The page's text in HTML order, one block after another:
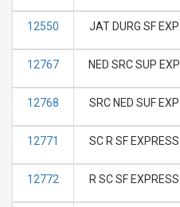
12550 JAT DURG SF EXP
12767 NED SRC SUP EXP
12768 SRC NED SUF EXP
12771 SC R SF EXPRESS
12772 R SC SF EXPRESS